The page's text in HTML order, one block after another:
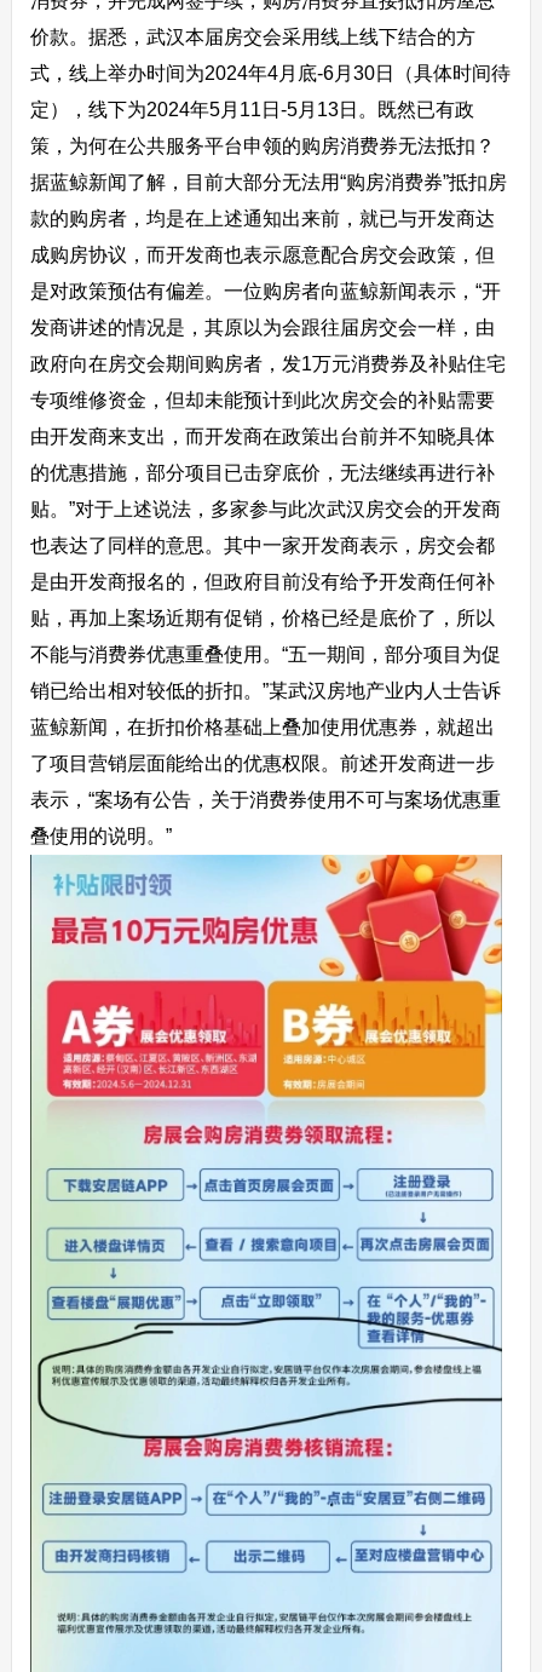
价款。据悉，武汉本届房交会采用线上线下结合的方
式，线上举办时间为2024年4月底-6月30日（具体时间待
定），线下为2024年5月11日-5月13日。既然已有政
策，为何在公共服务平台申领的购房消费券无法抵扣？
据蓝鲸新闻了解，目前大部分无法用“购房消费券”抵扣房
款的购房者，均是在上述通知出来前，就已与开发商达
成购房协议，而开发商也表示愿意配合房交会政策，但
是对政策预估有偏差。一位购房者向蓝鲸新闻表示，“开
发商讲述的情况是，其原以为会跟往届房交会一样，由
政府向在房交会期间购房者，发1万元消费券及补贴住宅
专项维修资金，但却未能预计到此次房交会的补贴需要
由开发商来支出，而开发商在政策出台前并不知晓具体
的优惠措施，部分项目已击穿底价，无法继续再进行补
贴。”对于上述说法，多家参与此次武汉房交会的开发商
也表达了同样的意思。其中一家开发商表示，房交会都
是由开发商报名的，但政府目前没有给予开发商任何补
贴，再加上案场近期有促销，价格已经是底价了，所以
不能与消费券优惠重叠使用。“五一期间，部分项目为促
销已给出相对较低的折扣。”某武汉房地产业内人士告诉
蓝鲸新闻，在折扣价格基础上叠加使用优惠券，就超出
了项目营销层面能给出的优惠权限。前述开发商进一步
表示，“案场有公告，关于消费券使用不可与案场优惠重
叠使用的说明。”